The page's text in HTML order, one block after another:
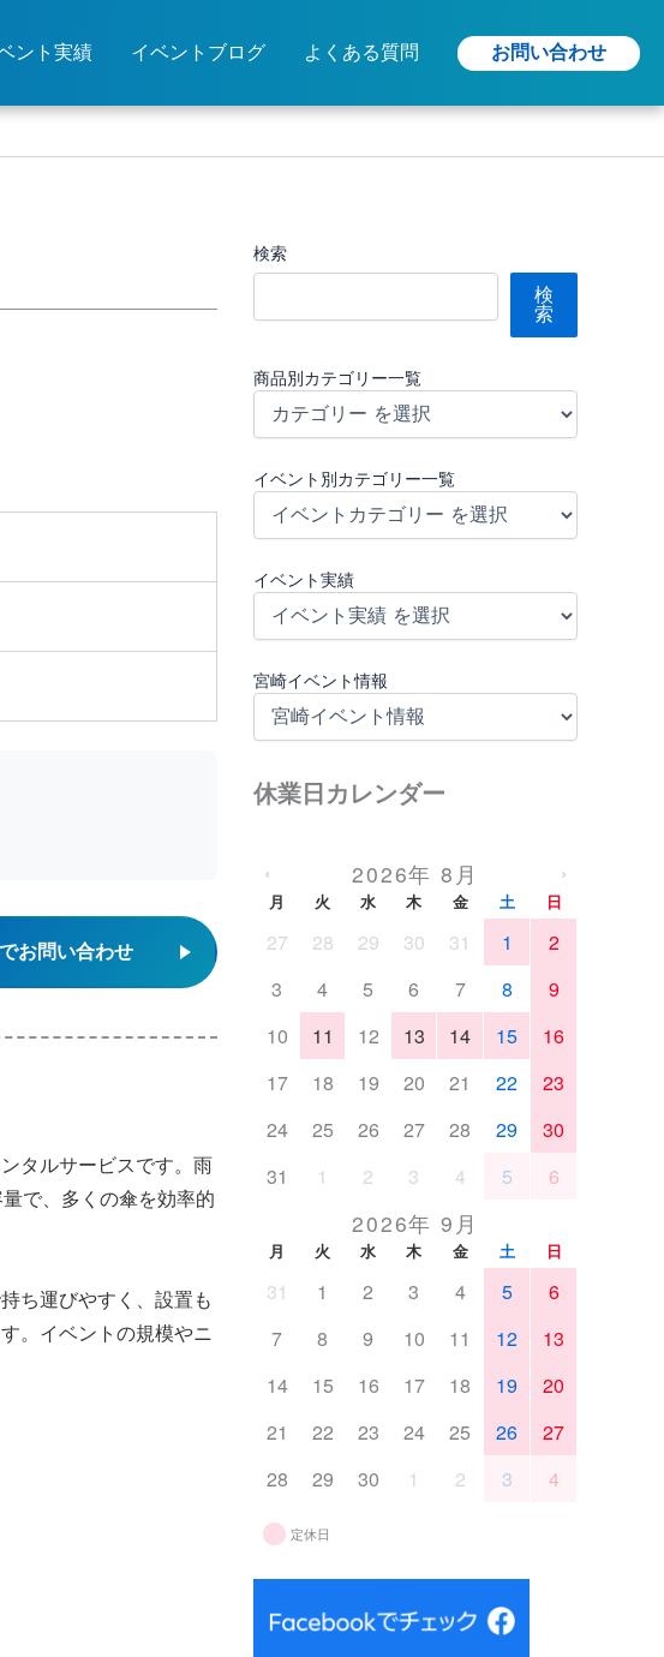
ント実績 イベントブログ よくある質問 お問い合わせ
お問い合わせ
タルサービスです。雨
で、多くの傘を効率的
ち運びやすく、設置も
。イベントの規模やニ
検索
検
索
商品別カテゴリー一覧
イベント別カテゴリー一覧
イベント実績
宮崎イベント情報
休業日カレンダー
‹ 2026年 8月 ›
月 火 水 木 金 土 日
27 28 29 30 31 1
2
3
4 5 6 7 8
9
10
11 12 13 14 15
16
17
18 19 20 21 22
23
24
25 26 27 28 29
30
31
1 2 3 4 5 6
2026年 9月
月 火 水 木 金 土 日
31 1 2 3 4 5
6
7
8 9 10 11 12
13
14
15 16 17 18 19
20
21
22 23 24 25 26
27
28
29 30 1 2 3 4
定休日